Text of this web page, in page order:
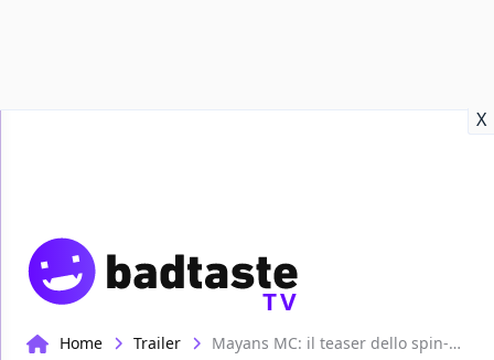
X
TV
Home Trailer Mayans MC: il teaser dello spin-off di Sons of Anarchy!